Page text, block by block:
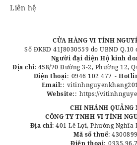
Liên hệ
CỬA HÀNG VI TÍNH
Số ĐKKD 41J8030559 do UBND
Người đại diện Hộ kinh
Địa chỉ: 458/70 Đường 3-2, Phường 12,
Điện thoại: 0946 102 477 -
Email::
Website:: https://
CHI NHÁNH QUẢNG
CÔNG TY TNHH VI TÍNH
Địa chỉ: 401 Lê Lợi, Phường Nghĩa
Mã số thuế:
Điện thoại: